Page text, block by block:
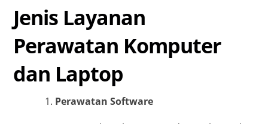
Jenis Layanan
Perawatan Komputer
dan Laptop
Perawatan Software